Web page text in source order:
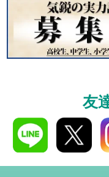
志作文コンクー
友